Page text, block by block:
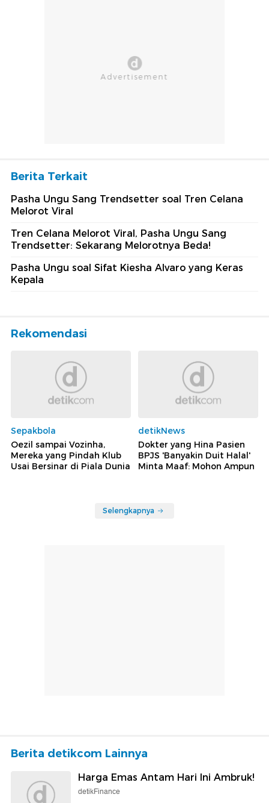
Berita Terkait
Pasha Ungu Sang Trendsetter soal Tren Celana
Melorot Viral
Tren Celana Melorot Viral, Pasha Ungu Sang
Trendsetter: Sekarang Melorotnya Beda!
Pasha Ungu soal Sifat Kiesha Alvaro yang Keras
Kepala
Rekomendasi
Sepakbola
Oezil sampai Vozinha,
Mereka yang Pindah Klub
Usai Bersinar di Piala Dunia
detikNews
Dokter yang Hina Pasien
BPJS 'Banyakin Duit Halal'
Minta Maaf: Mohon Ampun
Selengkapnya
Berita detikcom Lainnya
Harga Emas Antam Hari Ini Ambruk!
detikFinance